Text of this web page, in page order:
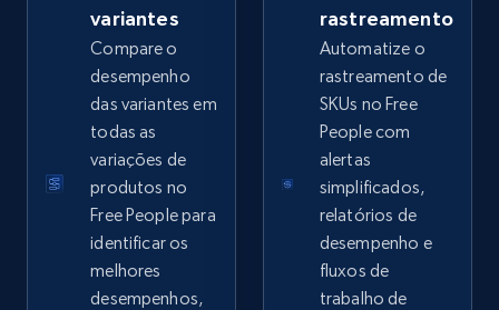
web using keywords
URL, Product id, Title, Product description,
Rating, Reviews count, Images, Variations, and
more.
2.4K+ 199+ Comece agora
Amazon products global dataset
Title, Seller name, Brand, Description, Initial
variantes
Compare o
desempenho
das variantes em
todas as
variações de
produtos no
Free People para
identificar os
melhores
desempenhos,
rastreamento
Automatize o
rastreamento de
SKUs no Free
People com
alertas
simplificados,
relatórios de
desempenho e
fluxos de
trabalho de